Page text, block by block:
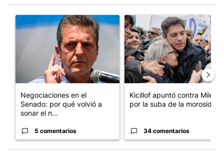
Un artículo de tendencia con el título "Negociaciones en el
Negociaciones en el
Senado: por qué volvió a
sonar el n...
5 comentarios
Un artículo de tendencia con
Kicillof apuntó contra Milei
por la suba de la morosida...
34 comentarios